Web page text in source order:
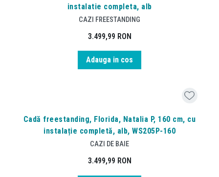
instalatie completa, alb
CAZI FREESTANDING
3.499,99 RON
Adauga in cos
Cadă freestanding, Florida, Natalia P, 160 cm, cu
instalație completă, alb, WS205P-160
CAZI DE BAIE
3.499,99 RON